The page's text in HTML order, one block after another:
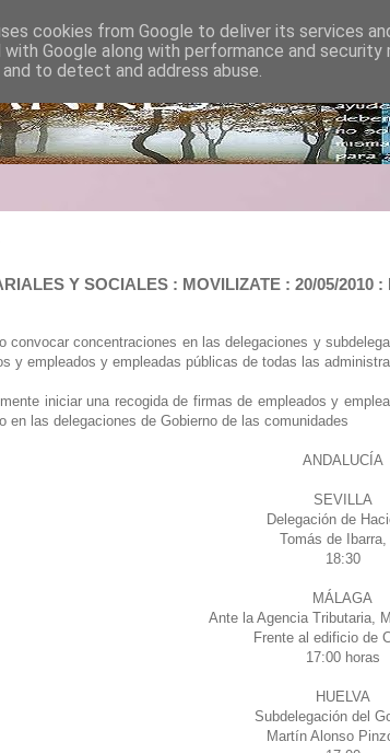
Y SOCIALES : MOVILIZATE : 20/05/
convocar concentraciones en las delegaciones y
y empleados y empleadas públicas de todas las
iniciar una recogida de firmas de empleados y
en las delegaciones de Gobierno de las comunidades
ANDALUCÍA
SEVILLA
Delegación de
Tomás de Ibarra,
18:30
MÁLAGA
Ante la Agencia Tributaria,
Frente al edificio de
17:00 horas
HUELVA
Subdelegación del
Martín Alonso
cookies from Google to deliver its services
with Google along with performance and
to detect and address abuse.